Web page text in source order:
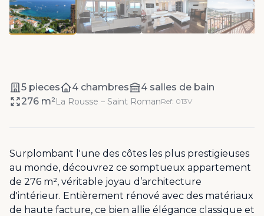
5 pieces 4 chambres
4 salles de bain
276 m²La Rousse – Saint RomanRef: 013V
Surplombant l'une des côtes les plus prestigieuses
au monde, découvrez ce somptueux appartement
de 276 m², véritable joyau d’architecture
d'intérieur. Entièrement rénové avec des matériaux
de haute facture, ce bien allie élégance classique et